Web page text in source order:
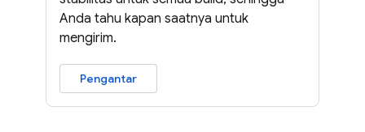
Anda tahu kapan saatnya untuk
mengirim.
Pengantar